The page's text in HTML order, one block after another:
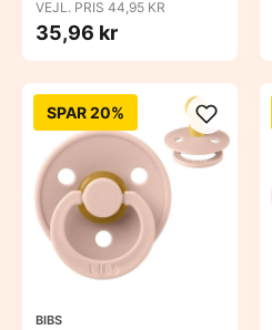
VEJL. PRIS 44,95 KR
35,96 kr
SPAR 20%
BIBS